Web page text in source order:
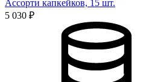
Ассорти капкейков, 15 шт.
5 030 ₽